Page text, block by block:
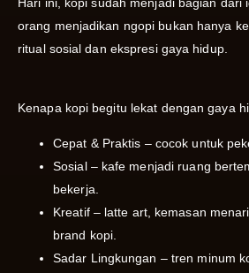
Hari ini, kopi sudah menjadi bagian dari
orang menjadikan ngopi bukan hanya
ritual sosial dan ekspresi gaya hidup.
Kenapa kopi begitu lekat dengan gaya
Cepat & Praktis – cocok untuk
Sosial – kafe menjadi ruang
bekerja.
Kreatif – latte art, kemasan
brand kopi.
Sadar Lingkungan – tren minum